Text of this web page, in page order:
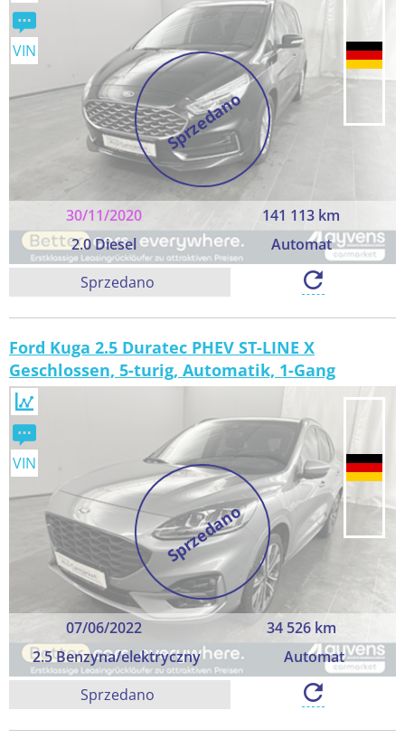
Sprzedano
30/11/2020
141 113 km
2.0 Diesel
Automat
VIN
Sprzedano
Ford Kuga 2.5 Duratec PHEV ST-LINE X
Geschlossen, 5-turig, Automatik, 1-Gang
Sprzedano
07/06/2022
34 526 km
2.5 Benzyna/elektryczny
Automat
VIN
Sprzedano